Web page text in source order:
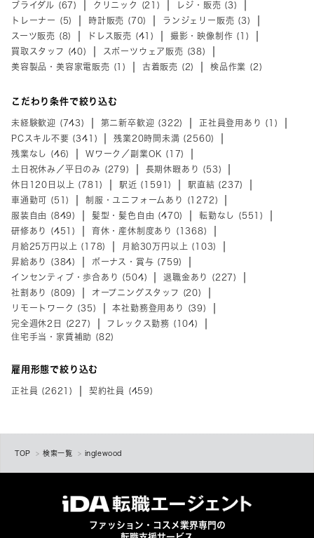
ブライダル (67)
クリニック (21)
レジ・販売 (3)
トレーナー (5)
時計販売 (70)
ランジェリー販売 (3)
スーツ販売 (8)
ドレス販売 (41)
撮影・映像制作 (1)
買取スタッフ (40)
スポーツウェア販売 (38)
美容製品・美容家電販売 (1)
古着販売 (2) 検品作業 (2)
こだわり条件で絞り込む
未経験歓迎 (743) 第二新卒歓迎 (322)
正社員登用あり (1)
PCスキル不要 (341)
残業20時間未満 (2560)
残業なし (46)
Wワーク／副業OK (17)
土日祝休み／平日のみ (279)
長期休暇あり (53)
休日120日以上 (781)
駅近 (1591)
駅直結 (237)
車通勤可 (51)
制服・ユニフォームあり (1272)
服装自由 (849)
髪型・髪色自由 (470)
転勤なし (551)
研修あり (451)
育休・産休制度あり (1368)
月給25万円以上 (178)
月給30万円以上 (103)
昇給あり (384)
ボーナス・賞与 (759)
インセンティブ・歩合あり (504)
退職金あり (227)
社割あり (809)
オープニングスタッフ (20)
リモートワーク (35)
本社勤務登用あり (39)
完全週休2日 (227)
フレックス勤務 (104)
住宅手当・家賃補助 (82)
雇用形態で絞り込む
正社員 (2621) 契約社員 (459)
TOP 検索一覧 inglewood
ファッション・コスメ業界専門の